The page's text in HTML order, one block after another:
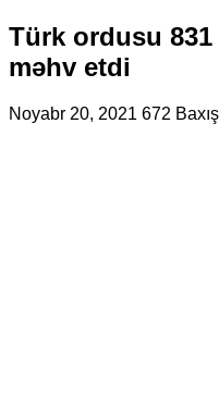
Türk ordusu
məhv etdi
Noyabr 20, 2021 672 Baxış